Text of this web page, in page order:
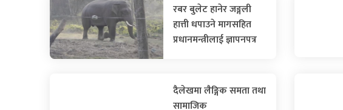
रबर बुलेट हानेर जङ्गली
हात्ती धपाउने मागसहित
प्रधानमन्त्रीलाई ज्ञापनपत्र
दैलेखमा लैङ्गिक समता तथा
सामाजिक